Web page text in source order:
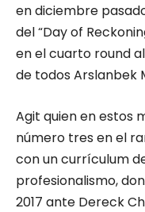
en diciembre
del “Day of
en el cuarto round
de todos Arslanbek
Agit quien en estos
número tres en el
con un currículum
profesionalismo,
2017 ante Dereck